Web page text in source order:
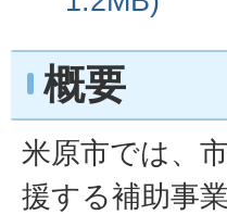
概要
米原市では、
援する補助事